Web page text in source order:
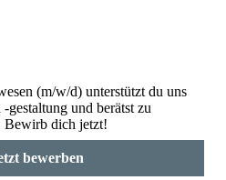
(m/w/d) unterstützt du uns
gestaltung und berätst zu
Bewirb dich jetzt!
bewerben